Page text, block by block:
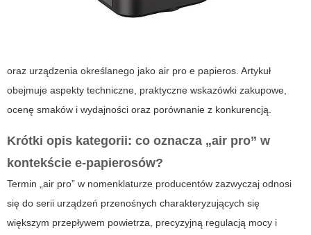
oraz urządzenia określanego jako air pro e papieros. Artykuł
obejmuje aspekty techniczne, praktyczne wskazówki zakupowe,
ocenę smaków i wydajności oraz porównanie z konkurencją.
Krótki opis kategorii: co oznacza „air pro” w
kontekście e-papierosów?
Termin „air pro” w nomenklaturze producentów zazwyczaj odnosi
się do serii urządzeń przenośnych charakteryzujących się
większym przepływem powietrza, precyzyjną regulacją mocy i